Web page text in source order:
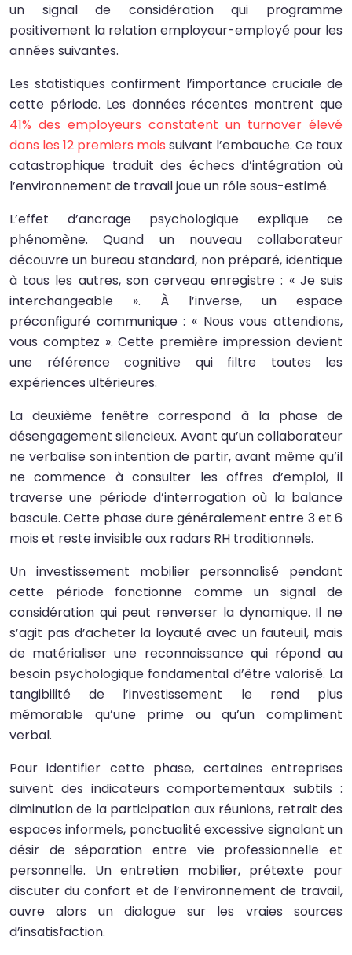
un signal de considération qui programme
positivement la relation employeur-employé pour les
années suivantes.
Les statistiques confirment l’importance cruciale de
cette période. Les données récentes montrent que
41% des employeurs constatent un turnover élevé
dans les 12 premiers mois suivant l’embauche. Ce taux
catastrophique traduit des échecs d’intégration où
l’environnement de travail joue un rôle sous-estimé.
L’effet d’ancrage psychologique explique ce
phénomène. Quand un nouveau collaborateur
découvre un bureau standard, non préparé, identique
à tous les autres, son cerveau enregistre : « Je suis
interchangeable ». À l’inverse, un espace
préconfiguré communique : « Nous vous attendions,
vous comptez ». Cette première impression devient
une référence cognitive qui filtre toutes les
expériences ultérieures.
La deuxième fenêtre correspond à la phase de
désengagement silencieux. Avant qu’un collaborateur
ne verbalise son intention de partir, avant même qu’il
ne commence à consulter les offres d’emploi, il
traverse une période d’interrogation où la balance
bascule. Cette phase dure généralement entre 3 et 6
mois et reste invisible aux radars RH traditionnels.
Un investissement mobilier personnalisé pendant
cette période fonctionne comme un signal de
considération qui peut renverser la dynamique. Il ne
s’agit pas d’acheter la loyauté avec un fauteuil, mais
de matérialiser une reconnaissance qui répond au
besoin psychologique fondamental d’être valorisé. La
tangibilité de l’investissement le rend plus
mémorable qu’une prime ou qu’un compliment
verbal.
Pour identifier cette phase, certaines entreprises
suivent des indicateurs comportementaux subtils :
diminution de la participation aux réunions, retrait des
espaces informels, ponctualité excessive signalant un
désir de séparation entre vie professionnelle et
personnelle. Un entretien mobilier, prétexte pour
discuter du confort et de l’environnement de travail,
ouvre alors un dialogue sur les vraies sources
d’insatisfaction.